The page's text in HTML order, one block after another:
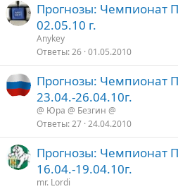
Прогнозы: Чемпионат
02.05.10 г.
Anykey
Ответы 26 01.05.2010
Прогнозы: Чемпионат
23.04.-26.04.10г.
@ Юра @ Безгин @
Ответы 27 24.04.2010
Прогнозы: Чемпионат
16.04.-19.04.10г.
mr. Lordi